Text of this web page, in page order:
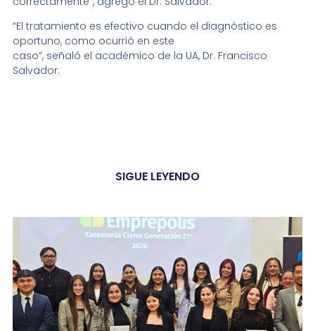
“El tratamiento es efectivo cuando el diagnóstico es
oportuno, como ocurrió en este
caso”, señaló el académico de la UA, Dr. Francisco
Salvador.
SIGUE LEYENDO